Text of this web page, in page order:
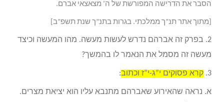
הסבר את הדרישה המפורשת של ה’ מצאצאי אברם.
[מתוך אתר תנ”ך ממלכתי. בגרות בתנ”ך שנת תשפ”ב]
2. בפרק זה אברהם נדרש לעשות מעשה. מהו המעשה וכיצד
מעשה זה מסמל את הנאמר לו בהמשך?
3. קרא פסוקים י”ג-י”ז וכתוב:
א. נראה שהאירוע שאברהם מתנבא עליו הוא יציאת מצרים.